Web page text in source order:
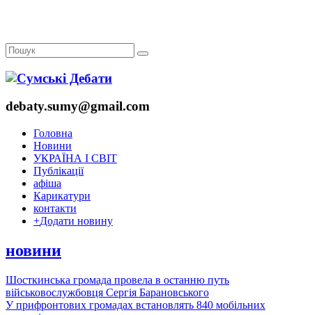
debaty.sumy@gmail.com
Головна
Новини
УКРАЇНА І СВІТ
Публікації
афіша
Карикатури
контакти
+Додати новину
новини
Шосткинська громада провела в останню путь
військовослужбовця Сергія Барановського
У прифронтових громадах встановлять 840 мобільних